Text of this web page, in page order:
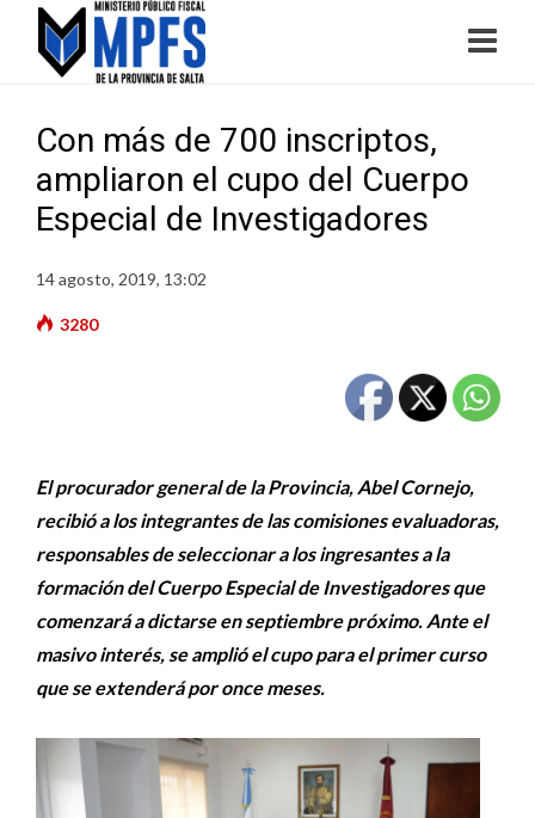
Con más de 700 inscriptos,
ampliaron el cupo del Cuerpo
Especial de Investigadores
14 agosto, 2019, 13:02
3280
El procurador general de la Provincia, Abel Cornejo,
recibió a los integrantes de las comisiones evaluadoras,
responsables de seleccionar a los ingresantes a la
formación del Cuerpo Especial de Investigadores que
comenzará a dictarse en septiembre próximo. Ante el
masivo interés, se amplió el cupo para el primer curso
que se extenderá por once meses.